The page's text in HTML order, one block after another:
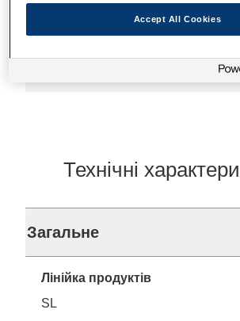
Технічні
Загальне
Лінійка продуктів
SL
Accept All Cookies